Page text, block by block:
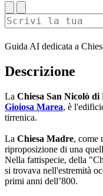
Guida AI dedicata a
Descrizione
La Chiesa San Nicolò di
Gioiosa Marea, è
tirrenica.
La Chiesa Madre, come
riproposizione di una
Nella fattispecie, della
si trovava nell'estremità
primi anni dell’800.